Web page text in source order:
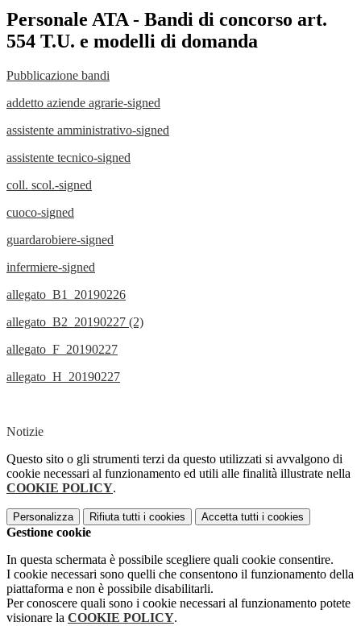
Personale ATA - Bandi di concorso art.
554 T.U. e modelli di domanda
Pubblicazione bandi
addetto aziende agrarie-signed
assistente amministrativo-signed
assistente tecnico-signed
coll. scol.-signed
cuoco-signed
guardarobiere-signed
infermiere-signed
allegato_B1_20190226
allegato_B2_20190227 (2)
allegato_F_20190227
allegato_H_20190227
Notizie
Questo sito o gli strumenti terzi da questo utilizzati si avvalgono di
cookie necessari al funzionamento ed utili alle finalità illustrate nella
COOKIE POLICY.
Personalizza Rifiuta tutti i cookies Accetta tutti i cookies
Gestione cookie
In questa schermata è possibile scegliere quali cookie consentire.
I cookie necessari sono quelli che consentono il funzionamento della
piattaforma e non è possibile disabilitarli.
Per conoscere quali sono i cookie necessari al funzionamento potete
visionare la COOKIE POLICY.